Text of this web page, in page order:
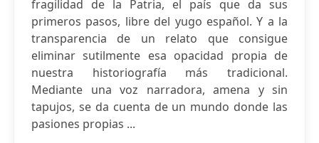
fragilidad de la Patria, el país que da sus
primeros pasos, libre del yugo español. Y a la
transparencia de un relato que consigue
eliminar sutilmente esa opacidad propia de
nuestra historiografía más tradicional.
Mediante una voz narradora, amena y sin
tapujos, se da cuenta de un mundo donde las
pasiones propias ...